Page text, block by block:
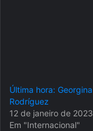
Última hora: Georgina
Rodríguez
12 de janeiro de 2023
Em "Internacional"